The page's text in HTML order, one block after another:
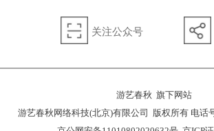
关注公众号
游艺春秋 旗下网站
游艺春秋网络科技(北京)有限公司 版权所有 电话